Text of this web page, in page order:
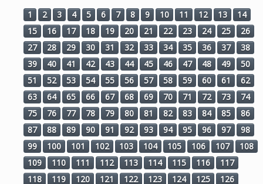
1 2 3 4 5 6 7 8 9 10 11 12 13
14
15
16 17 18 19 20 21 22 23 24 25
26
27
28 29 30 31 32 33 34 35 36 37
38
39
40 41 42 43 44 45 46 47 48 49
50
51
52 53 54 55 56 57 58 59 60 61
62
63
64 65 66 67 68 69 70 71 72 73
74
75
76 77 78 79 80 81 82 83 84 85
86
87
88 89 90 91 92 93 94 95 96 97
98
99
100 101 102 103 104 105 106 107
108
109
110 111 112 113 114 115 116
117
118
119 120 121 122 123 124 125
126